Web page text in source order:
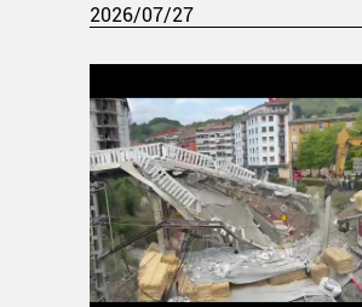
2026/07/27